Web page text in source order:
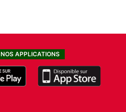
NOS APPLICATIONS